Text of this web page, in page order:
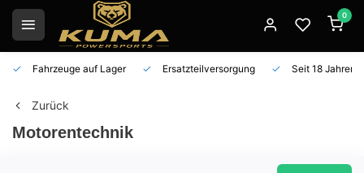
0
Fahrzeuge auf Lager Ersatzteilversorgung Seit 18 Jahren
Zurück
Motorentechnik